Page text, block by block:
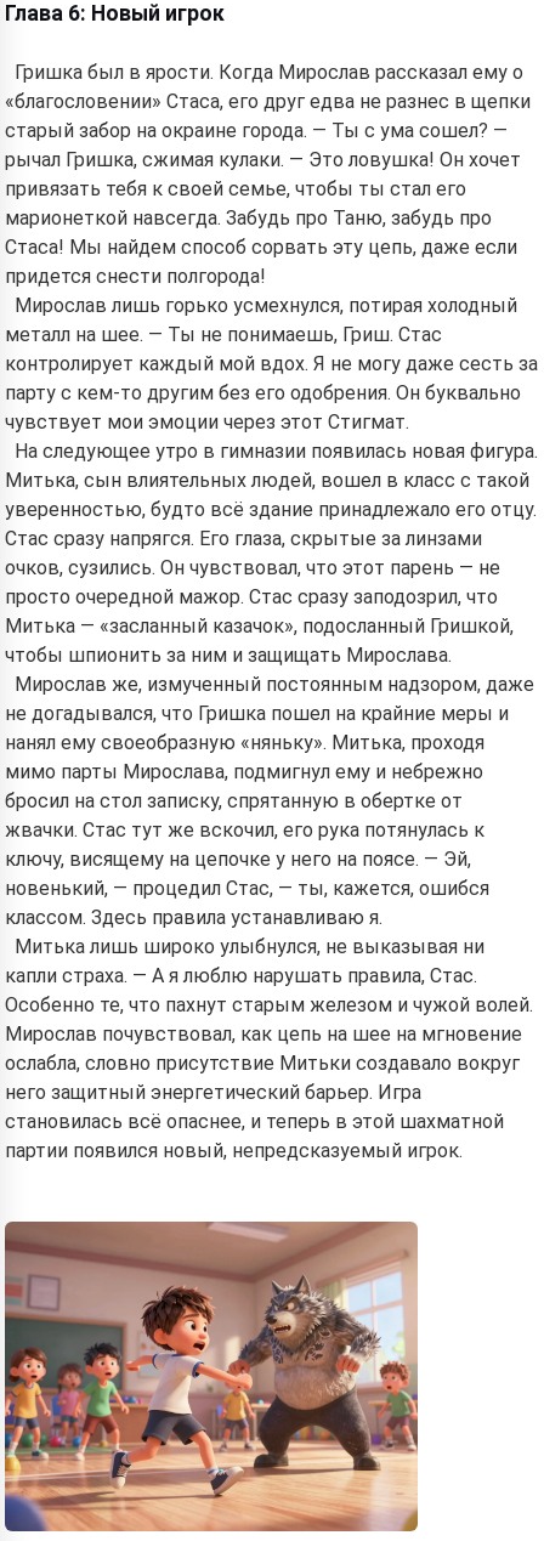
Глава 6: Новый игрок
Гришка был в ярости. Когда Мирослав рассказал ему о
«благословении» Стаса, его друг едва не разнес в щепки
старый забор на окраине города. — Ты с ума сошел? —
рычал Гришка, сжимая кулаки. — Это ловушка! Он хочет
привязать тебя к своей семье, чтобы ты стал его
марионеткой навсегда. Забудь про Таню, забудь про
Стаса! Мы найдем способ сорвать эту цепь, даже если
придется снести полгорода!
Мирослав лишь горько усмехнулся, потирая холодный
металл на шее. — Ты не понимаешь, Гриш. Стас
контролирует каждый мой вдох. Я не могу даже сесть за
парту с кем-то другим без его одобрения. Он буквально
чувствует мои эмоции через этот Стигмат.
На следующее утро в гимназии появилась новая фигура.
Митька, сын влиятельных людей, вошел в класс с такой
уверенностью, будто всё здание принадлежало его отцу.
Стас сразу напрягся. Его глаза, скрытые за линзами
очков, сузились. Он чувствовал, что этот парень — не
просто очередной мажор. Стас сразу заподозрил, что
Митька — «засланный казачок», подосланный Гришкой,
чтобы шпионить за ним и защищать Мирослава.
Мирослав же, измученный постоянным надзором, даже
не догадывался, что Гришка пошел на крайние меры и
нанял ему своеобразную «няньку». Митька, проходя
мимо парты Мирослава, подмигнул ему и небрежно
бросил на стол записку, спрятанную в обертке от
жвачки. Стас тут же вскочил, его рука потянулась к
ключу, висящему на цепочке у него на поясе. — Эй,
новенький, — процедил Стас, — ты, кажется, ошибся
классом. Здесь правила устанавливаю я.
Митька лишь широко улыбнулся, не выказывая ни
капли страха. — А я люблю нарушать правила, Стас.
Особенно те, что пахнут старым железом и чужой волей.
Мирослав почувствовал, как цепь на шее на мгновение
ослабла, словно присутствие Митьки создавало вокруг
него защитный энергетический барьер. Игра
становилась всё опаснее, и теперь в этой шахматной
партии появился новый, непредсказуемый игрок.